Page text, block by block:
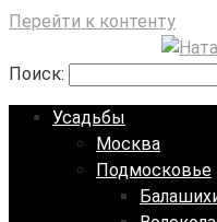
Перейти к контенту
Поиск:
Усадьбы
Москва
Подмосковье